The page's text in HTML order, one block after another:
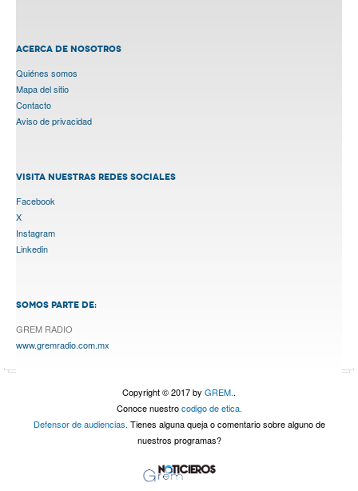
ACERCA DE NOSOTROS
Quiénes somos
Mapa del sitio
Contacto
Aviso de privacidad
VISITA NUESTRAS REDES SOCIALES
Facebook
X
Instagram
Linkedin
SOMOS PARTE DE:
GREM RADIO
www.gremradio.com.mx
Copyright © 2017 by GREM..
Conoce nuestrocodigo de etica.
Defensor de audiencias. Tienes alguna queja o comentario sobre alguno de
nuestros programas?